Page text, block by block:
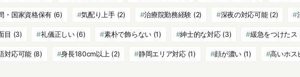
・国家資格保有 (6) 気配り上手(2) 治療院勤務経験 (2) 深夜の対応可能(2)
目 (3) 礼儀正しい(6) 素朴で飾らない(1) 紳士的な対応(3) 緩急をつけたス
対応可能(8) 身長180cm以上 (2) 静岡エリア対応(1) 顔が濃い (1) 高いホス